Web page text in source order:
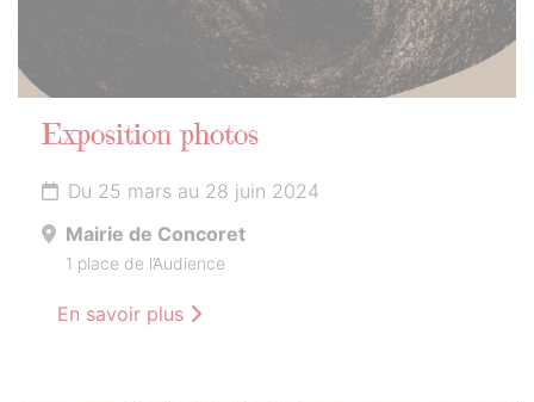
Exposition photos
Du 25 mars au 28 juin 2024
Mairie de Concoret
1 place de l’Audience
En savoir plus